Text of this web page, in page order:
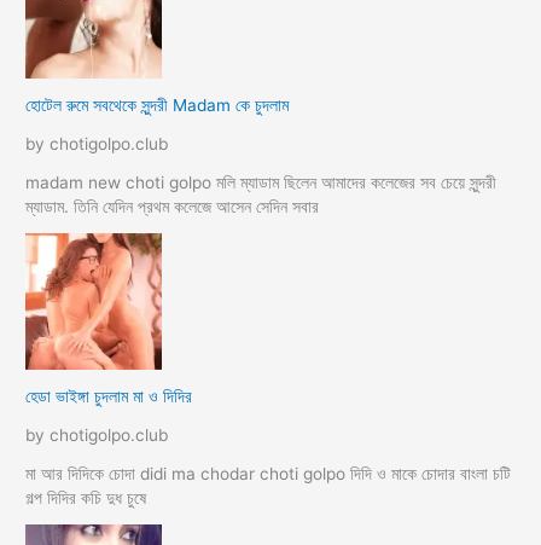
হোটেল রুমে সবথেকে সুন্দরী Madam কে চুদলাম
by chotigolpo.club
madam new choti golpo মলি ম্যাডাম ছিলেন আমাদের কলেজের সব চেয়ে সুন্দরী
ম্যাডাম. তিনি যেদিন প্রথম কলেজে আসেন সেদিন সবার
হেডা ভাইঙ্গা চুদলাম মা ও দিদির
by chotigolpo.club
মা আর দিদিকে চোদা didi ma chodar choti golpo দিদি ও মাকে চোদার বাংলা চটি
গল্প দিদির কচি দুধ চুষে